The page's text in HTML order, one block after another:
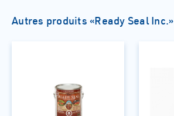
Autres produits «Ready Seal Inc.»